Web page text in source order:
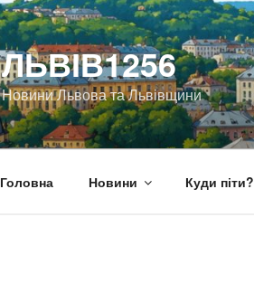
ЛЬВІВ1256
Новини Львова та Львівщини
Головна Новини Куди піти?